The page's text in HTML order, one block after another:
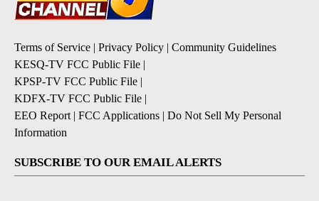
Terms of Service | Privacy Policy | Community Guidelines
KESQ-TV FCC Public File |
KPSP-TV FCC Public File |
KDFX-TV FCC Public File |
EEO Report | FCC Applications | Do Not Sell My Personal
Information
SUBSCRIBE TO OUR EMAIL ALERTS